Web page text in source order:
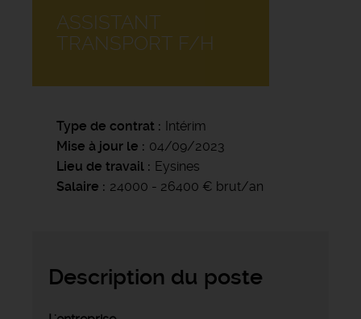
ASSISTANT
TRANSPORT F/H
Type de contrat
Intérim
Mise à jour le
04/09/2023
Lieu de travail
Eysines
Salaire
24000 - 26400 € brut/an
Description du poste